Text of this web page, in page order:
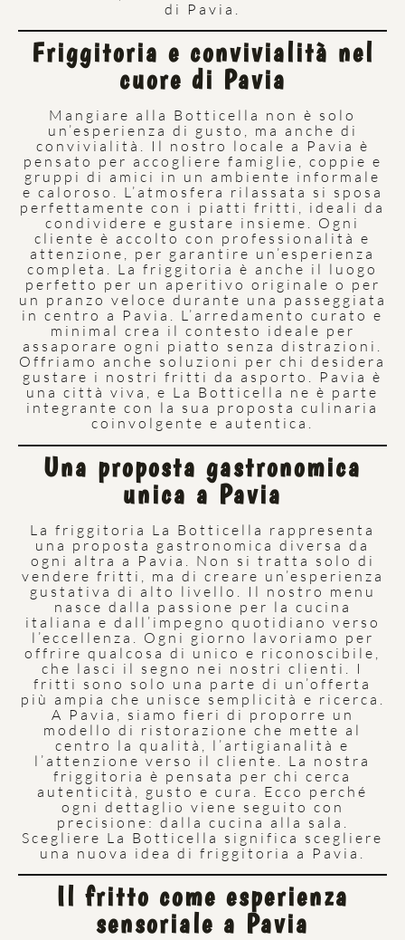
di Pavia.
Friggitoria e convivialità nel
cuore di Pavia
Mangiare alla Botticella non è solo
un’esperienza di gusto, ma anche di
convivialità. Il nostro locale a Pavia è
pensato per accogliere famiglie, coppie e
gruppi di amici in un ambiente informale
e caloroso. L’atmosfera rilassata si sposa
perfettamente con i piatti fritti, ideali da
condividere e gustare insieme. Ogni
cliente è accolto con professionalità e
attenzione, per garantire un’esperienza
completa. La friggitoria è anche il luogo
perfetto per un aperitivo originale o per
un pranzo veloce durante una passeggiata
in centro a Pavia. L’arredamento curato e
minimal crea il contesto ideale per
assaporare ogni piatto senza distrazioni.
Offriamo anche soluzioni per chi desidera
gustare i nostri fritti da asporto. Pavia è
una città viva, e La Botticella ne è parte
integrante con la sua proposta culinaria
coinvolgente e autentica.
Una proposta gastronomica
unica a Pavia
La friggitoria La Botticella rappresenta
una proposta gastronomica diversa da
ogni altra a Pavia. Non si tratta solo di
vendere fritti, ma di creare un’esperienza
gustativa di alto livello. Il nostro menu
nasce dalla passione per la cucina
italiana e dall’impegno quotidiano verso
l’eccellenza. Ogni giorno lavoriamo per
offrire qualcosa di unico e riconoscibile,
che lasci il segno nei nostri clienti. I
fritti sono solo una parte di un’offerta
più ampia che unisce semplicità e ricerca.
A Pavia, siamo fieri di proporre un
modello di ristorazione che mette al
centro la qualità, l’artigianalità e
l’attenzione verso il cliente. La nostra
friggitoria è pensata per chi cerca
autenticità, gusto e cura. Ecco perché
ogni dettaglio viene seguito con
precisione: dalla cucina alla sala.
Scegliere La Botticella significa scegliere
una nuova idea di friggitoria a Pavia.
Il fritto come esperienza
sensoriale a Pavia